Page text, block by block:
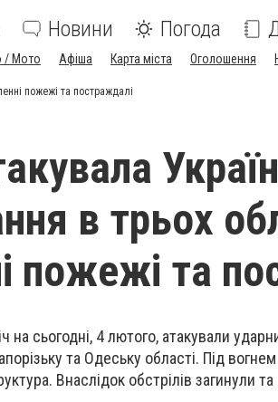
Новини Погода
/ Мото Афіша Карта міста Оголошення
пожежі та постраждалі
в трьох
пожежі та
на сьогодні, 4 лютого, атакували
та Одеську області. Під
Внаслідок обстрілів загинули